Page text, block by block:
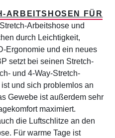
ARBEITSHOSEN FÜR
Arbeitshose und
durch Leichtigkeit,
Ergonomie und ein neues
setzt bei seinen Stretch-
und 4-Way-Stretch-
und sich problemlos an
Gewebe ist außerdem sehr
maximiert.
die Luftschlitze an den
Für warme Tage ist